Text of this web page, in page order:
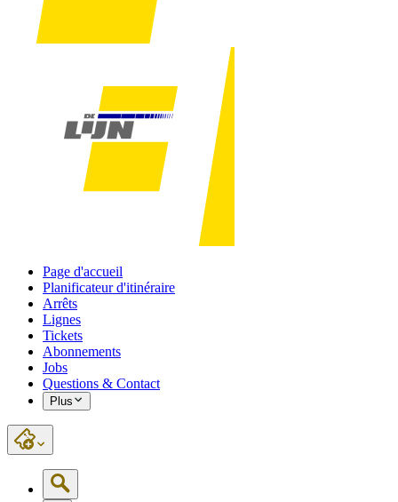
Page d'accueil
Planificateur d'itinéraire
Arrêts
Lignes
Tickets
Abonnements
Jobs
Questions & Contact
Plus